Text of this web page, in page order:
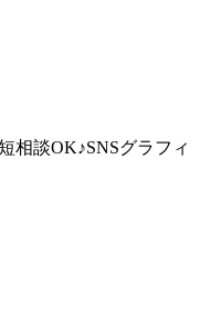
相談OK♪SNSグラフィ